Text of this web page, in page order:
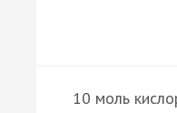
10 моль